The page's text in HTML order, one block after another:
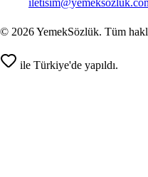
© 2026YemekSözlük. Tüm
ile Türkiye'de yapıldı.